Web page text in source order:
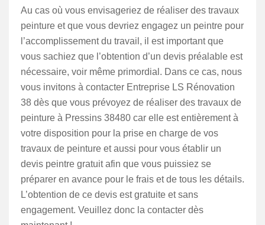
Au cas où vous envisageriez de réaliser des travaux
peinture et que vous devriez engagez un peintre pour
l’accomplissement du travail, il est important que
vous sachiez que l’obtention d’un devis préalable est
nécessaire, voir même primordial. Dans ce cas, nous
vous invitons à contacter Entreprise LS Rénovation
38 dès que vous prévoyez de réaliser des travaux de
peinture à Pressins 38480 car elle est entièrement à
votre disposition pour la prise en charge de vos
travaux de peinture et aussi pour vous établir un
devis peintre gratuit afin que vous puissiez se
préparer en avance pour le frais et de tous les détails.
L’obtention de ce devis est gratuite et sans
engagement. Veuillez donc la contacter dès